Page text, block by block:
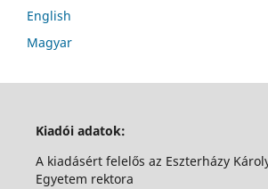
English
Magyar
Kiadói adatok:
A kiadásért felelős az Eszterházy
Egyetem rektora